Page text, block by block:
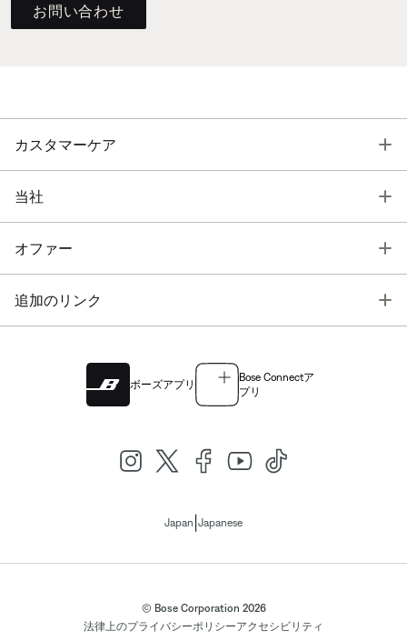
お問い合わせ
カスタマーケア
当社
オファー
追加のリンク
ボーズアプリ
Bose Connectア
プリ
Japan Japanese
© Bose Corporation 2026
法律上のプライバシーポリシーアクセシビリティ